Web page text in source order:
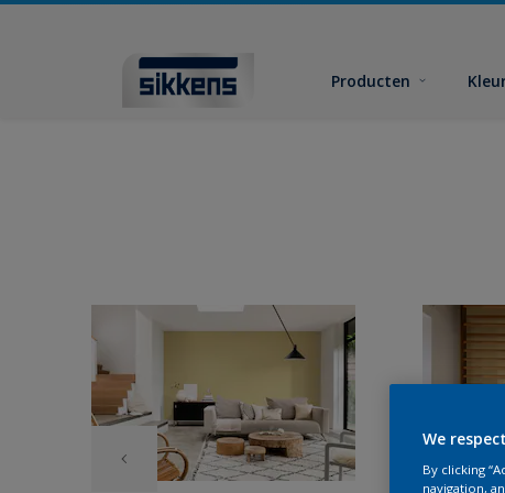
Producten
We
By clicking
navigation,